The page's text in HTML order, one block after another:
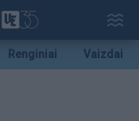
Renginiai Vaizdai